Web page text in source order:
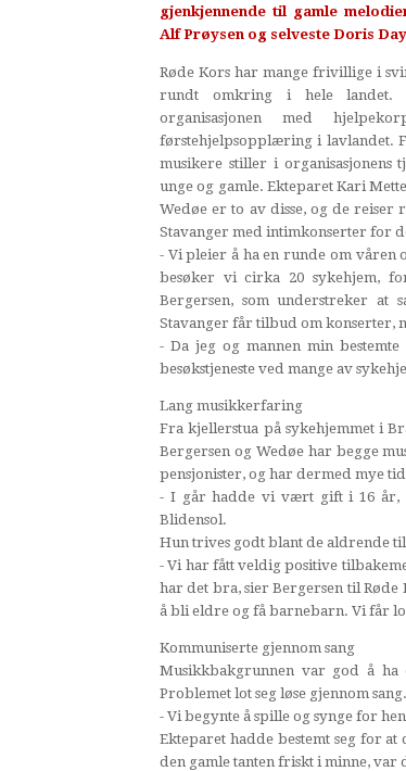
gjenkjennende til gamle
Alf Prøysen og selveste Doris Day
Røde Kors har mange frivillige i
rundt omkring i hele landet.
organisasjonen med
førstehjelpsopplæring i lavlandet.
musikere stiller i organisasjonens
unge og gamle. Ekteparet Kari
Wedøe er to av disse, og de reiser
Stavanger med intimkonserter for
- Vi pleier å ha en runde om våren
besøker vi cirka 20 sykehjem,
Bergersen, som understreker at
Stavanger får tilbud om konserter,
- Da jeg og mannen min
besøkstjeneste ved mange av
Lang musikkerfaring
Fra kjellerstua på sykehjemmet i
Bergersen og Wedøe har begge
pensjonister, og har dermed mye
- I går hadde vi vært gift i 16 år,
Blidensol.
Hun trives godt blant de aldrende
- Vi har fått veldig positive
har det bra, sier Bergersen til
å bli eldre og få barnebarn. Vi får
Kommuniserte gjennom sang
Musikkbakgrunnen var god å ha
Problemet lot seg løse gjennom sang.
- Vi begynte å spille og synge for
Ekteparet hadde bestemt seg for
den gamle tanten friskt i minne, var